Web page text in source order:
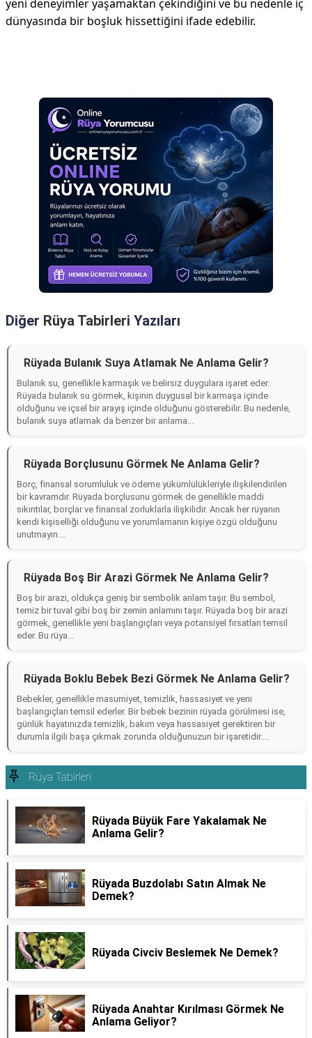
yeni deneyimler yaşamaktan çekindiğini ve bu nedenle iç
dünyasında bir boşluk hissettiğini ifade edebilir.
Diğer Rüya Tabirleri Yazıları
Rüyada Bulanık Suya Atlamak Ne Anlama Gelir?
Bulanık su, genellikle karmaşık ve belirsiz duygulara işaret eder.
Rüyada bulanık su görmek, kişinin duygusal bir karmaşa içinde
olduğunu ve içsel bir arayış içinde olduğunu gösterebilir. Bu nedenle,
bulanık suya atlamak da benzer bir anlama...
Rüyada Borçlusunu Görmek Ne Anlama Gelir?
Borç, finansal sorumluluk ve ödeme yükümlülükleriyle ilişkilendirilen
bir kavramdır. Rüyada borçlusunu görmek de genellikle maddi
sıkıntılar, borçlar ve finansal zorluklarla ilişkilidir. Ancak her rüyanın
kendi kişiselliği olduğunu ve yorumlamanın kişiye özgü olduğunu
unutmayın....
Rüyada Boş Bir Arazi Görmek Ne Anlama Gelir?
Boş bir arazi, oldukça geniş bir sembolik anlam taşır. Bu sembol,
temiz bir tuval gibi boş bir zemin anlamını taşır. Rüyada boş bir arazi
görmek, genellikle yeni başlangıçları veya potansiyel fırsatları temsil
eder. Bu rüya...
Rüyada Boklu Bebek Bezi Görmek Ne Anlama Gelir?
Bebekler, genellikle masumiyet, temizlik, hassasiyet ve yeni
başlangıçları temsil ederler. Bir bebek bezinin rüyada görülmesi ise,
günlük hayatınızda temizlik, bakım veya hassasiyet gerektiren bir
durumla ilgili başa çıkmak zorunda olduğunuzun bir işaretidir....
Rüya Tabirleri
Rüyada Büyük Fare Yakalamak Ne
Anlama Gelir?
Rüyada Buzdolabı Satın Almak Ne
Demek?
Rüyada Civciv Beslemek Ne Demek?
Rüyada Anahtar Kırılması Görmek Ne
Anlama Geliyor?